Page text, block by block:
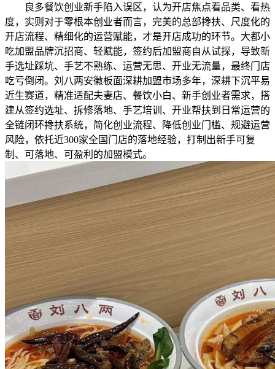
良多餐饮创业新手陷入误区，认为开店焦点看品类、看热
度，实则对于零根本创业者而言，完美的总部搀扶、尺度化的
开店流程、精细化的运营赋能，才是开店成功的环节。大都小
吃加盟品牌沉招商、轻赋能，签约后加盟商自从试探，导致新
手选址踩坑、手艺不熟练、运营无思、开业无流量，最终门店
吃亏倒闭。刘八两安徽板面深耕加盟市场多年，深耕下沉平易
近生赛道，精准适配夫妻店、餐饮小白、新手创业者需求，搭
建从签约选址、拆修落地、手艺培训、开业帮扶到日常运营的
全链闭环搀扶系统，简化创业流程、降低创业门槛、规避运营
风险，依托近300家全国门店的落地经验，打制出新手可复
制、可落地、可盈利的加盟模式。